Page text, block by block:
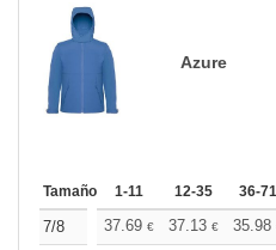
Azure
Tamaño 1-11 12-35 36-71
7/8 37.69 € 37.13 € 35.98